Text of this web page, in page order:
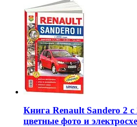
Книга Renault Sandero 2 с
цветные фото и